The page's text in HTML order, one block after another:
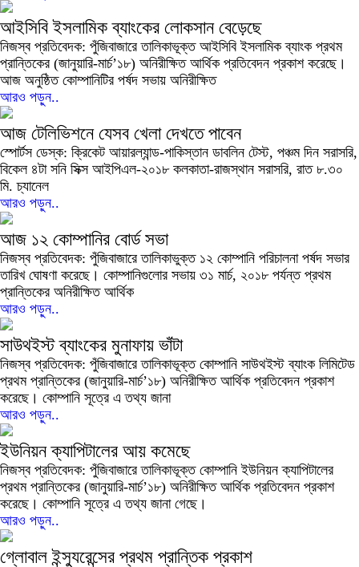
আইসিবি ইসলামিক ব্যাংকের লোকসান বেড়েছে
নিজস্ব প্রতিবেদক: পুঁজিবাজারে তালিকাভূক্ত আইসিবি ইসলামিক ব্যাংক প্রথম
প্রান্তিকের (জানুয়ারি-মার্চ’১৮) অনিরীক্ষিত আর্থিক প্রতিবেদন প্রকাশ করেছে।
আজ অনুষ্ঠিত কোম্পানিটির পর্ষদ সভায় অনিরীক্ষিত
আরও পড়ুন..
আজ টেলিভিশনে যেসব খেলা দেখতে পাবেন
স্পোর্টস ডেস্ক: ক্রিকেট আয়ারল্যান্ড-পাকিস্তান ডাবলিন টেস্ট, পঞ্চম দিন সরাসরি,
বিকেল ৪টা সনি সিক্স আইপিএল-২০১৮ কলকাতা-রাজস্থান সরাসরি, রাত ৮.৩০
মি. চ্যানেল
আরও পড়ুন..
আজ ১২ কোম্পানির বোর্ড সভা
নিজস্ব প্রতিবেদক: পুঁজিবাজারে তালিকাভুক্ত ১২ কোম্পানি পরিচালনা পর্ষদ সভার
তারিখ ঘোষণা করেছে। কোম্পানিগুলোর সভায় ৩১ মার্চ, ২০১৮ পর্যন্ত প্রথম
প্রান্তিকের অনিরীক্ষিত আর্থিক
আরও পড়ুন..
সাউথইস্ট ব্যাংকের মুনাফায় ভাঁটা
নিজস্ব প্রতিবেদক: পুঁজিবাজারে তালিকাভূক্ত কোম্পানি সাউথইস্ট ব্যাংক লিমিটেড
প্রথম প্রান্তিকের (জানুয়ারি-মার্চ’১৮) অনিরীক্ষিত আর্থিক প্রতিবেদন প্রকাশ
করেছে। কোম্পানি সূত্রে এ তথ্য জানা
আরও পড়ুন..
ইউনিয়ন ক্যাপিটালের আয় কমেছে
নিজস্ব প্রতিবেদক: পুঁজিবাজারে তালিকাভূক্ত কোম্পানি ইউনিয়ন ক্যাপিটালের
প্রথম প্রান্তিকের (জানুয়ারি-মার্চ’১৮) অনিরীক্ষিত আর্থিক প্রতিবেদন প্রকাশ
করেছে। কোম্পানি সূত্রে এ তথ্য জানা গেছে।
আরও পড়ুন..
গ্লোবাল ইন্স্যুরেন্সের প্রথম প্রান্তিক প্রকাশ